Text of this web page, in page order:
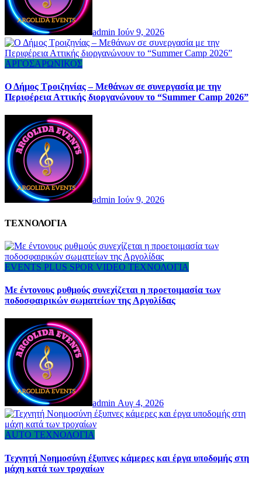
admin Ιούν 9, 2026
ΑΡΓΟΣΑΡΩΝΙΚΟΣ
Ο Δήμος Τροιζηνίας – Μεθάνων σε συνεργασία με την
Περιφέρεια Αττικής διοργανώνουν το “Summer Camp 2026”
admin Ιούν 9, 2026
ΤΕΧΝΟΛΟΓΙΑ
EVENTS PLUS SPOR VIDEO ΤΕΧΝΟΛΟΓΙΑ
Με έντονους ρυθμούς συνεχίζεται η προετοιμασία των
ποδοσφαιρικών σωματείων της Αργολίδας
admin Αυγ 4, 2026
AUTO ΤΕΧΝΟΛΟΓΙΑ
Τεχνητή Νοημοσύνη έξυπνες κάμερες και έργα υποδομής στη
μάχη κατά των τροχαίων